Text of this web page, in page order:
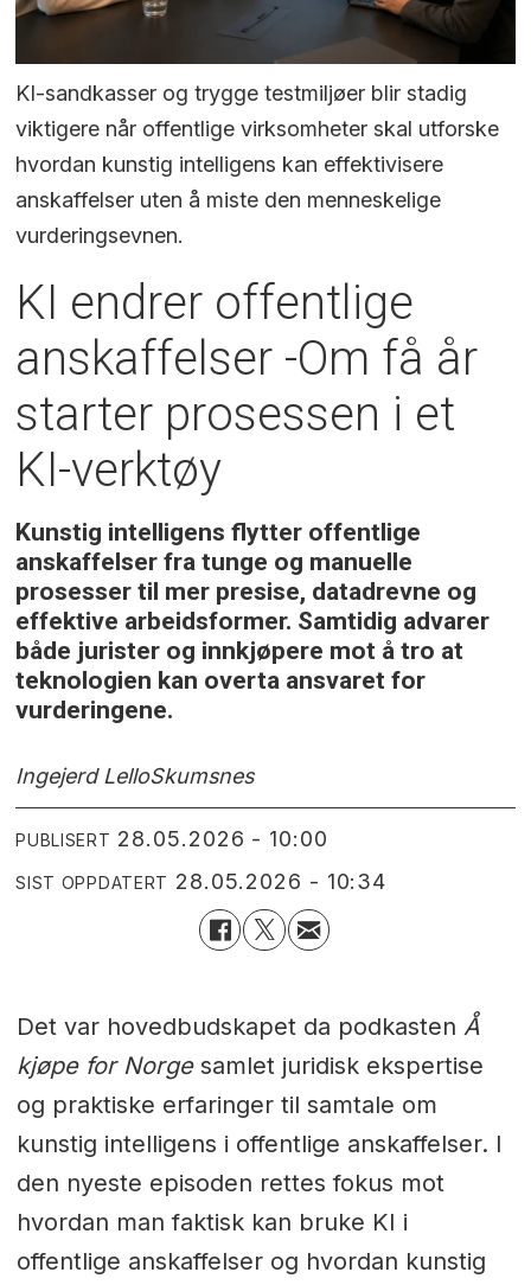
KI-sandkasser og trygge testmiljøer blir stadig
viktigere når offentlige virksomheter skal utforske
hvordan kunstig intelligens kan effektivisere
anskaffelser uten å miste den menneskelige
vurderingsevnen.
KI endrer offentlige
anskaffelser -Om få år
starter prosessen i et
KI-verktøy
Kunstig intelligens flytter offentlige
anskaffelser fra tunge og manuelle
prosesser til mer presise, datadrevne og
effektive arbeidsformer. Samtidig advarer
både jurister og innkjøpere mot å tro at
teknologien kan overta ansvaret for
vurderingene.
Ingejerd LelloSkumsnes
PUBLISERT 28.05.2026 - 10:00
SIST OPPDATERT 28.05.2026 - 10:34
Det var hovedbudskapet da podkasten Å
kjøpe for Norgesamlet juridisk ekspertise
og praktiske erfaringer til samtale om
kunstig intelligens i offentlige anskaffelser. I
den nyeste episoden rettes fokus mot
hvordan man faktisk kan bruke KI i
offentlige anskaffelser og hvordan kunstig